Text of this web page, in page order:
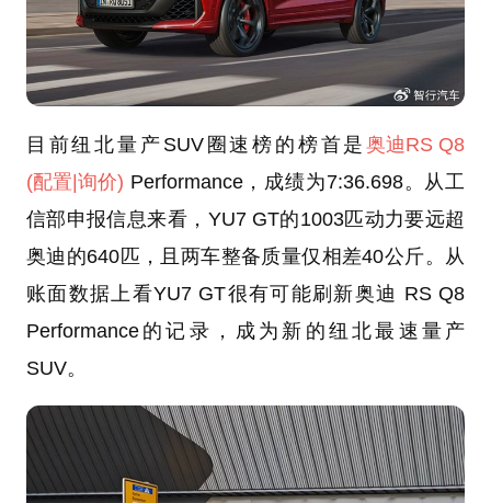
目前纽北量产SUV圈速榜的榜首是奥迪RS Q8
(配置|询价) Performance，成绩为7:36.698。从工
信部申报信息来看，YU7 GT的1003匹动力要远超
奥迪的640匹，且两车整备质量仅相差40公斤。从
账面数据上看YU7 GT很有可能刷新奥迪 RS Q8
Performance的记录，成为新的纽北最速量产
SUV。